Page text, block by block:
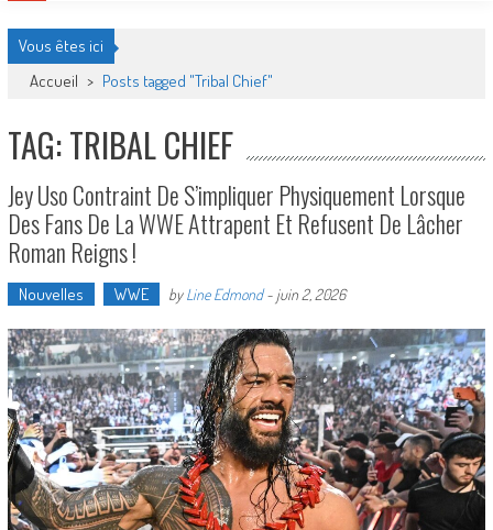
Vous êtes ici
Accueil > Posts tagged "Tribal Chief"
TAG: TRIBAL CHIEF
Jey Uso Contraint De S’impliquer Physiquement Lorsque
Des Fans De La WWE Attrapent Et Refusent De Lâcher
Roman Reigns !
Nouvelles WWE byLine Edmond- juin 2, 2026